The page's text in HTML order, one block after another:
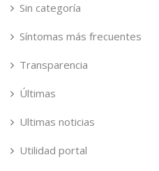
Sin categoría
Síntomas más frecuentes
Transparencia
Últimas
Ultimas noticias
Utilidad portal